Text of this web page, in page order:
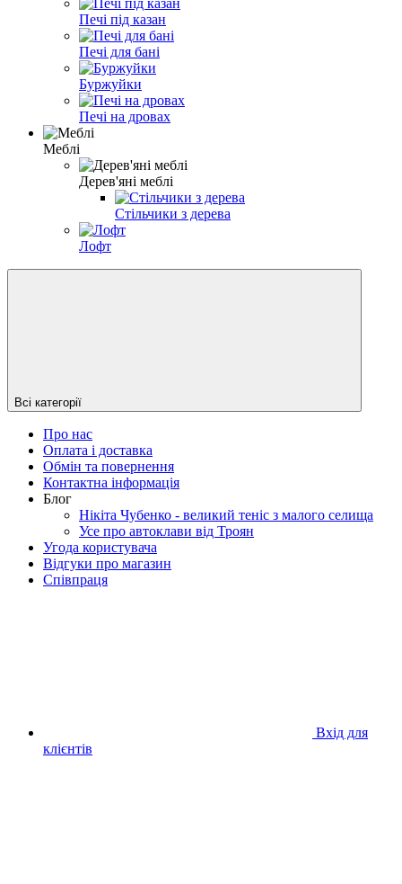
Печі під казан
Печі для бані
Буржуйки
Печі на дровах
Меблі
Дерев'яні меблі
Стільчики з дерева
Лофт
Всі категорії
Про нас
Оплата і доставка
Обмін та повернення
Контактна інформація
Блог
Нікіта Чубенко - великий теніс з малого селища
Усе про автоклави від Троян
Угода користувача
Відгуки про магазин
Співпраця
Вхід для
клієнтів